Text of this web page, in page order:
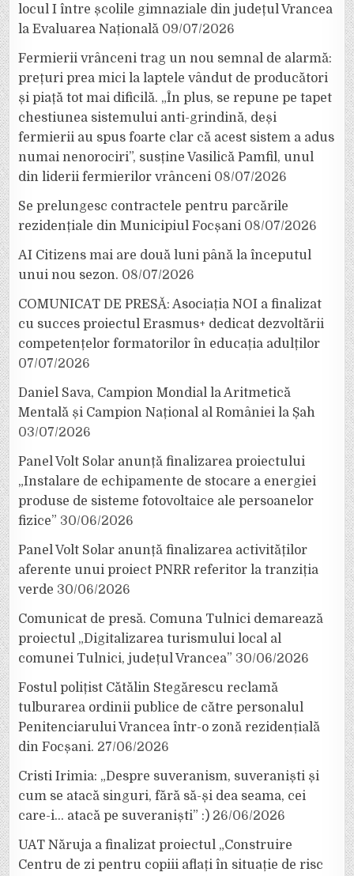
locul I între școlile gimnaziale din județul Vrancea
la Evaluarea Națională 09/07/2026
Fermierii vrânceni trag un nou semnal de alarmă:
prețuri prea mici la laptele vândut de producători
și piață tot mai dificilă. „În plus, se repune pe tapet
chestiunea sistemului anti-grindină, deși
fermierii au spus foarte clar că acest sistem a adus
numai nenorociri”, susține Vasilică Pamfil, unul
din liderii fermierilor vrânceni 08/07/2026
Se prelungesc contractele pentru parcările
rezidențiale din Municipiul Focșani 08/07/2026
AI Citizens mai are două luni până la începutul
unui nou sezon. 08/07/2026
COMUNICAT DE PRESĂ: Asociația NOI a finalizat
cu succes proiectul Erasmus+ dedicat dezvoltării
competențelor formatorilor în educația adulților
07/07/2026
Daniel Sava, Campion Mondial la Aritmetică
Mentală și Campion Național al României la Șah
03/07/2026
Panel Volt Solar anunță finalizarea proiectului
„Instalare de echipamente de stocare a energiei
produse de sisteme fotovoltaice ale persoanelor
fizice” 30/06/2026
Panel Volt Solar anunță finalizarea activităților
aferente unui proiect PNRR referitor la tranziția
verde 30/06/2026
Comunicat de presă. Comuna Tulnici demarează
proiectul „Digitalizarea turismului local al
comunei Tulnici, județul Vrancea” 30/06/2026
Fostul polițist Cătălin Stegărescu reclamă
tulburarea ordinii publice de către personalul
Penitenciarului Vrancea într-o zonă rezidențială
din Focșani. 27/06/2026
Cristi Irimia: „Despre suveranism, suveraniști și
cum se atacă singuri, fără să-și dea seama, cei
care-i… atacă pe suveraniști” :) 26/06/2026
UAT Năruja a finalizat proiectul „Construire
Centru de zi pentru copiii aflați în situație de risc